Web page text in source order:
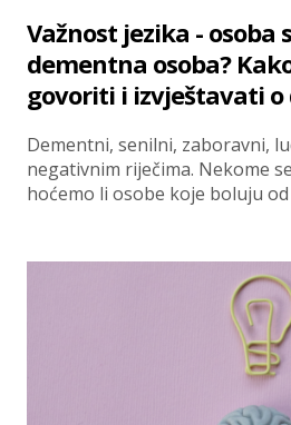
Važnost jezika - osoba
dementna osoba?
govoriti i izvještavati o
Dementni, senilni, zaboravni,
negativnim riječima. Nekome
hoćemo li osobe koje boluju od